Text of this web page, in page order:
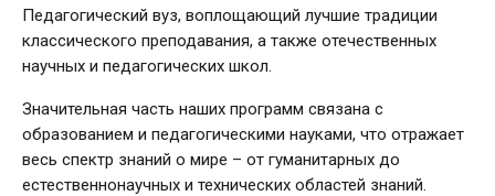
Педагогический вуз, воплощающий лучшие традиции
классического преподавания, а также отечественных
научных и педагогических школ.
Значительная часть наших программ связана с
образованием и педагогическими науками, что отражает
весь спектр знаний о мире – от гуманитарных до
естественнонаучных и технических областей знаний.